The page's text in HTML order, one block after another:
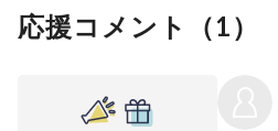
応援コメント（1）